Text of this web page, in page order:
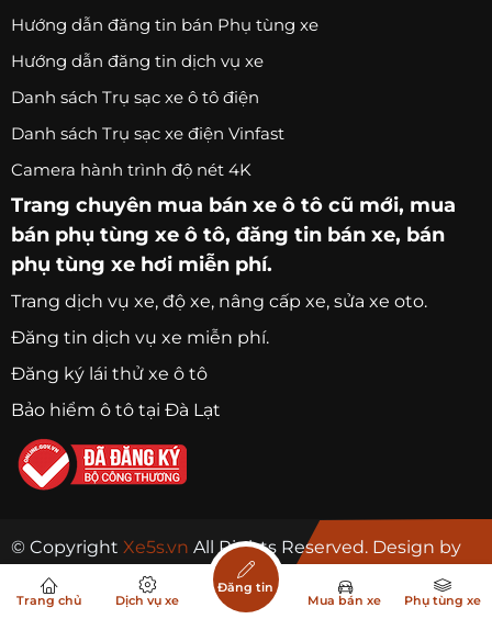
Hướng dẫn đăng tin bán Phụ tùng xe
Hướng dẫn đăng tin dịch vụ xe
Danh sách Trụ sạc xe ô tô điện
Danh sách Trụ sạc xe điện Vinfast
Camera hành trình độ nét 4K
Trang chuyên mua bán xe ô tô cũ mới, mua
bán phụ tùng xe ô tô, đăng tin bán xe, bán
phụ tùng xe hơi miễn phí.
Trang dịch vụ xe, độ xe, nâng cấp xe, sửa xe oto.
Đăng tin dịch vụ xe miễn phí.
Đăng ký lái thử xe ô tô
Bảo hiểm ô tô tại Đà Lạt
© Copyright Xe5s.vn All Rights Reserved. Design by
ESO.VN
Trang chủ Dịch vụ xe
Đăng tin
Mua bán xe
Phụ tùng xe